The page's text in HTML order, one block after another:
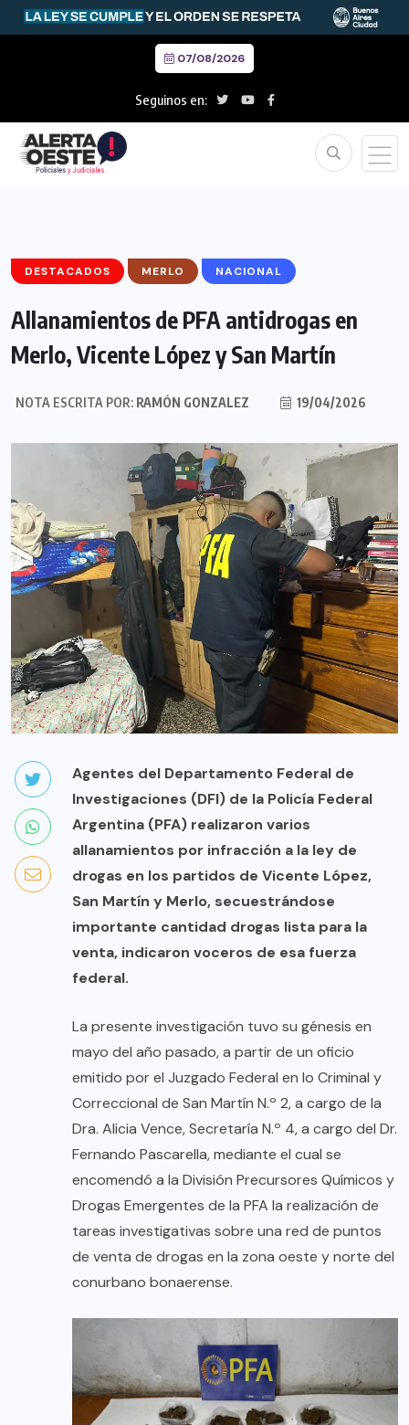
07/08/2026
Seguinos en:
DESTACADOS MERLO NACIONAL
Allanamientos de PFA antidrogas en
Merlo, Vicente López y San Martín
NOTA ESCRITA POR: RAMÓN GONZALEZ 19/04/2026
Agentes del Departamento Federal de
Investigaciones (DFI) de la Policía Federal
Argentina (PFA) realizaron varios
allanamientos por infracción a la ley de
drogas en los partidos de Vicente López,
San Martín y Merlo, secuestrándose
importante cantidad drogas lista para la
venta, indicaron voceros de esa fuerza
federal.
La presente investigación tuvo su génesis en
mayo del año pasado, a partir de un oficio
emitido por el Juzgado Federal en lo Criminal y
Correccional de San Martín N.º 2, a cargo de la
Dra. Alicia Vence, Secretaría N.º 4, a cargo del Dr.
Fernando Pascarella, mediante el cual se
encomendó a la División Precursores Químicos y
Drogas Emergentes de la PFA la realización de
tareas investigativas sobre una red de puntos
de venta de drogas en la zona oeste y norte del
conurbano bonaerense.